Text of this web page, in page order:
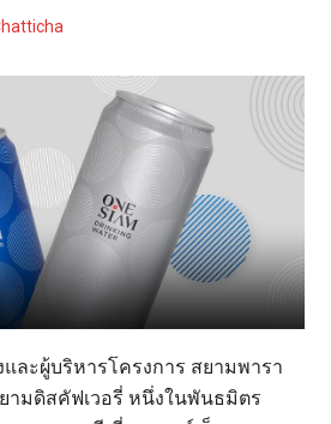
และผู้บริหารโครงการ สยามพารา
ามดิสคัฟเวอรี่ หนึ่งในพันธมิตร